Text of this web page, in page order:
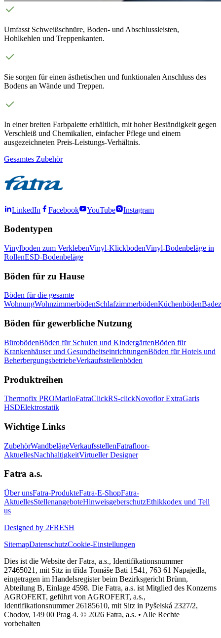
Umfasst Schweißschnüre, Boden- und Abschlussleisten,
Hohlkehlen und Treppenkanten.
Sie sorgen für einen ästhetischen und funktionalen Anschluss des
Bodens an Wände und Treppen.
In einer breiten Farbpalette erhältlich, mit hoher Beständigkeit gegen
Verschleiß und Chemikalien, einfacher Pflege und einem
ausgezeichneten Preis-Leistungs-Verhältnis.
Gesamtes Zubehör
LinkedIn Facebook YouTube Instagram
Bodentypen
Vinylboden zum VerklebenVinyl-KlickbodenVinyl-Bodenbeläge in
RollenESD-Bodenbeläge
Böden für zu Hause
Böden für die gesamte
WohnungWohnzimmerbödenSchlafzimmerbödenKüchenböden
Böden für gewerbliche Nutzung
BürobödenBöden für Schulen und KindergärtenBöden für
Krankenhäuser und GesundheitseinrichtungenBöden für Hotels und
BeherbergungsbetriebeVerkaufsstellenböden
Produktreihen
Thermofix PROMariloFatraClickRS-clickNovoflor ExtraGaris
HSDElektrostatik
Wichtige Links
ZubehörWandbelägeVerkaufsstellenFatrafloor-
AktuellesNachhaltigkeitVirtueller Designer
Fatra a.s.
Über unsFatra-ProdukteFatra-E-ShopFatra-
AktuellesStellenangeboteHinweisgeberschutzEthikkodex und Tell
us
Designed by 2FRESH
SitemapDatenschutzCookie-Einstellungen
Dies ist die Website der Fatra, a.s., Identifikationsnummer
27465021, mit Sitz in třída Tomáše Bati 1541, 763 61 Napajedla,
eingetragen im Handelsregister beim Bezirksgericht Brünn,
Abteilung B, Einlage 4598. Die Fatra, a.s. ist Mitglied des Konzerns
AGROFERT, geführt von AGROFERT, a.s.,
Identifikationsnummer 26185610, mit Sitz in Pyšelská 2327/2,
Chodov, 149 00 Prag 4. © 2026 Fatra, a.s. • Alle Rechte
vorbehalten